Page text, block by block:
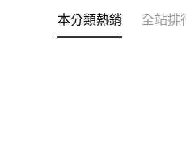
本分類熱銷 全站排